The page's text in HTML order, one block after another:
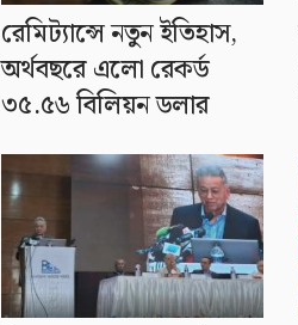
রেমিট্যান্সে নতুন ইতিহাস,
অর্থবছরে এলো রেকর্ড
৩৫.৫৬ বিলিয়ন ডলার